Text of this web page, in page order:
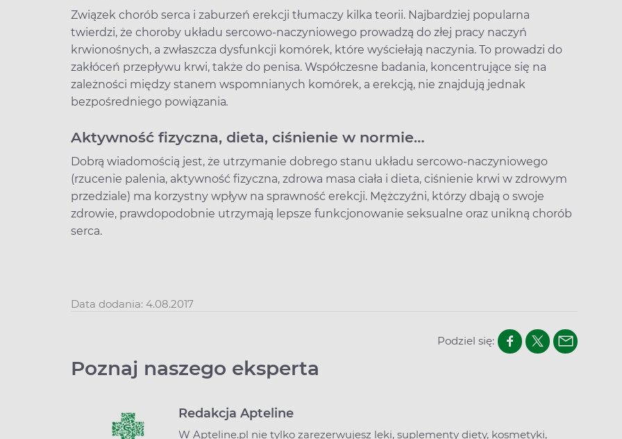
Związek chorób serca i zaburzeń erekcji tłumaczy kilka teorii. Najbardziej popularna
twierdzi, że choroby układu sercowo-naczyniowego prowadzą do złej pracy naczyń
krwionośnych, a zwłaszcza dysfunkcji komórek, które wyściełają naczynia. To prowadzi do
zakłóceń przepływu krwi, także do penisa. Współczesne badania, koncentrujące się na
zależności między stanem wspomnianych komórek, a erekcją, nie znajdują jednak
bezpośredniego powiązania.
Aktywność fizyczna, dieta, ciśnienie w normie…
Dobrą wiadomością jest, że utrzymanie dobrego stanu układu sercowo-naczyniowego
(rzucenie palenia, aktywność fizyczna, zdrowa masa ciała i dieta, ciśnienie krwi w zdrowym
przedziale) ma korzystny wpływ na sprawność erekcji. Mężczyźni, którzy dbają o swoje
zdrowie, prawdopodobnie utrzymają lepsze funkcjonowanie seksualne oraz unikną chorób
serca.
Data dodania: 4.08.2017
Podziel się:
Poznaj naszego eksperta
Redakcja Apteline
W Apteline.pl nie tylko zarezerwujesz leki, suplementy diety, kosmetyki,